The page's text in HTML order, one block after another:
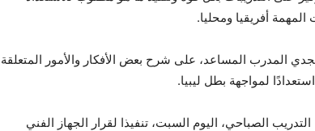
أفريقيا ومحليا.
المدرب المساعد، على شرح بعض الأفكار والأمور المتعلقة
لمواجهة بطل ليبيا.
الصباحي، اليوم السبت، تنفيذا لقرار الجهاز الفني